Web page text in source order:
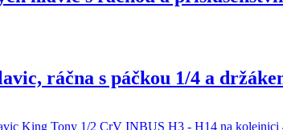
ráčna s páčkou 1/4 a